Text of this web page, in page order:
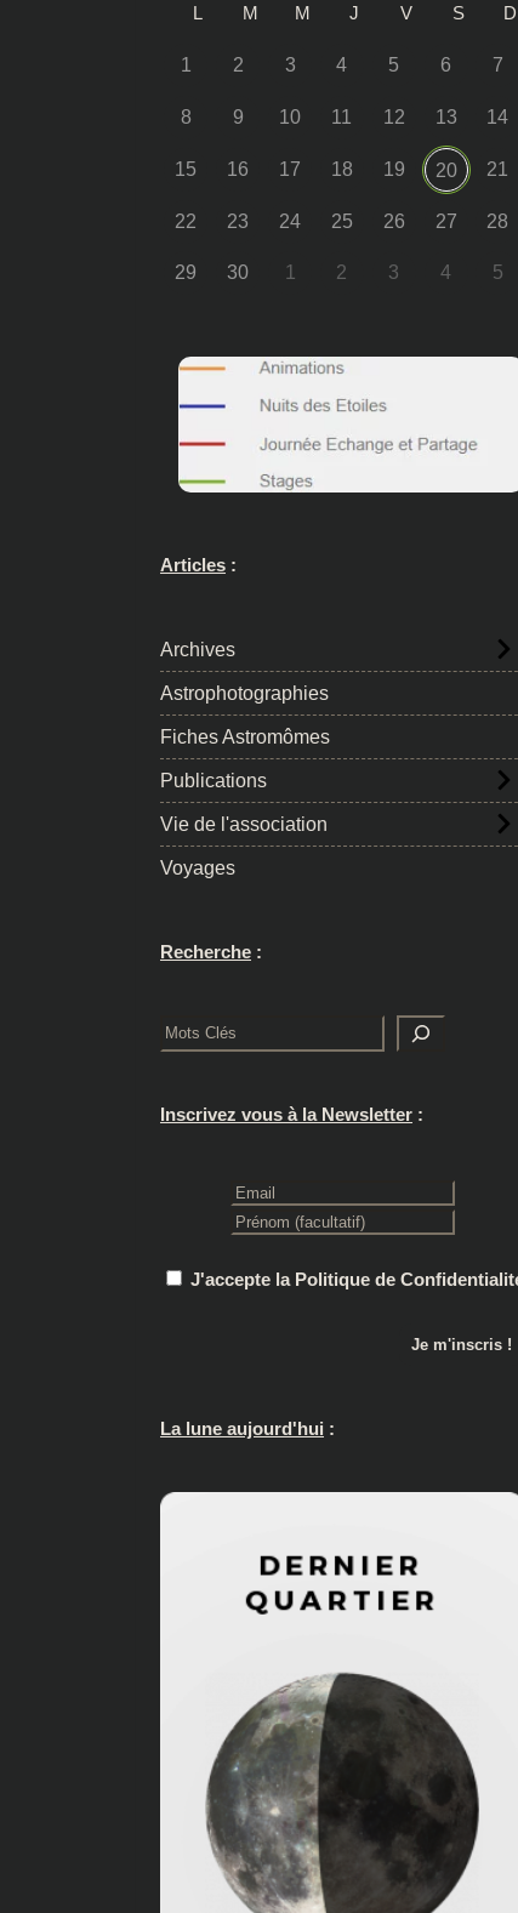
L M M J V S D
1 2 3 4 5 6 7
8 9 10 11 12 13 14
15 16 17 18 19 20 21
22 23 24 25 26 27 28
29 30 1 2 3 4 5
Articles :
Archives
Astrophotographies
Fiches Astromômes
Publications
Vie de l'association
Voyages
Recherche :
Rechercher
Inscrivez vous à la Newsletter :
J'accepte la Politique de
La lune aujourd'hui :